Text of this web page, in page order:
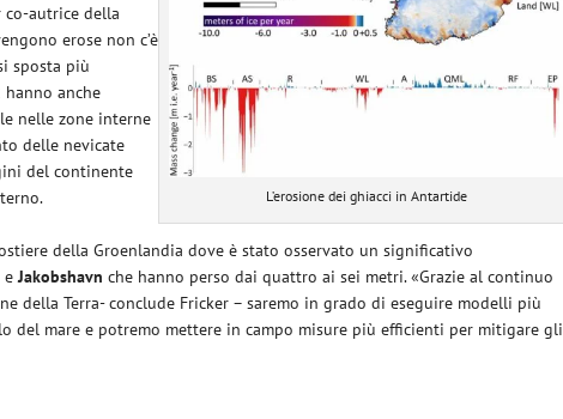
L’erosione dei ghiacci in Antartide
co-autrice della
erose non c’è
sposta più
hanno anche
nelle zone interne
delle nevicate
del continente
della Groenlandia dove è stato osservato un significativo
eJakobshavn che hanno perso dai quattro ai sei metri. «Grazie al continuo
della Terra- conclude Fricker – saremo in grado di eseguire modelli più
del mare e potremo mettere in campo misure più efficienti per mitigare gli